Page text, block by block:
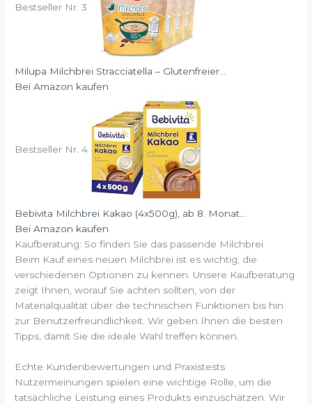
Bestseller Nr. 3
Milupa Milchbrei Stracciatella – Glutenfreier...
Bei Amazon kaufen
Bestseller Nr. 4
Bebivita Milchbrei Kakao (4x500g), ab 8. Monat...
Bei Amazon kaufen
Kaufberatung: So finden Sie das passende Milchbrei
Beim Kauf eines neuen Milchbrei ist es wichtig, die
verschiedenen Optionen zu kennen. Unsere Kaufberatung
zeigt Ihnen, worauf Sie achten sollten, von der
Materialqualität über die technischen Funktionen bis hin
zur Benutzerfreundlichkeit. Wir geben Ihnen die besten
Tipps, damit Sie die ideale Wahl treffen können.
Echte Kundenbewertungen und Praxistests
Nutzermeinungen spielen eine wichtige Rolle, um die
tatsächliche Leistung eines Produkts einzuschätzen. Wir